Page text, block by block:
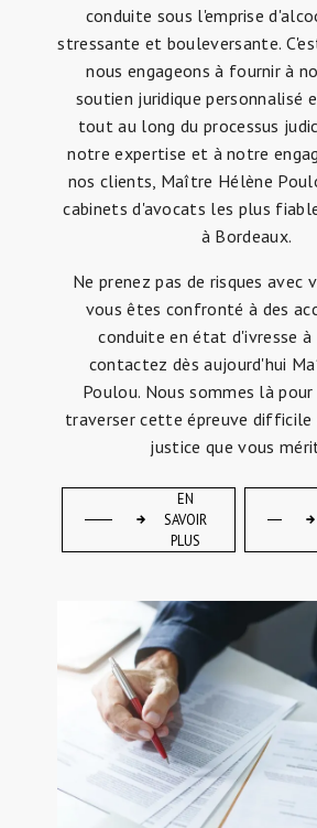
conduite sous l'emprise
stressante et bouleversante.
nous engageons à fournir à
soutien juridique personnalisé
tout au long du processus
notre expertise et à notre
nos clients, Maître Hélène
cabinets d'avocats les plus
à Bordeaux.
Ne prenez pas de risques avec
vous êtes confronté à des
conduite en état d'ivresse à
contactez dès aujourd'hui
Poulou. Nous sommes là
traverser cette épreuve
justice que vous
EN
SAVOIR
PLUS